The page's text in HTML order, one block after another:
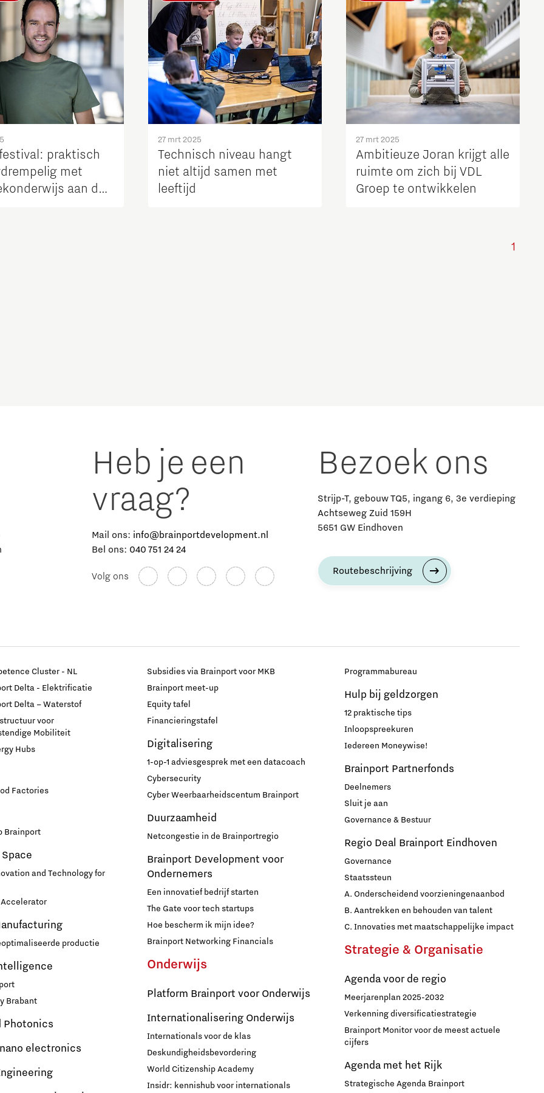
praktisch
met
aan de
27 mrt 2025
Technisch niveau hangt
niet altijd samen met
leeftijd
27 mrt 2025
Ambitieuze Joran krijgt alle
ruimte om zich bij VDL
Groep te ontwikkelen
1
Heb je een
vraag?
Mail ons: info@brainportdevelopment.nl
Bel ons: 040 751 24 24
Volg ons
Bezoek ons
Strijp-T, gebouw TQ5, ingang 6, 3e verdieping
Achtseweg Zuid 159H
5651 GW Eindhoven
Routebeschrijving
Cluster - NL
Delta - Elektrificatie
Delta – Waterstof
voor
Mobiliteit
Hubs
Factories
Brainport
and Technology for
Accelerator
productie
Brabant
Photonics
electronics
Subsidies via Brainport voor MKB
Brainport meet-up
Equity tafel
Financieringstafel
Digitalisering
1-op-1 adviesgesprek met een datacoach
Cybersecurity
Cyber Weerbaarheidscentum Brainport
Duurzaamheid
Netcongestie in de Brainportregio
Brainport Development voor
Ondernemers
Een innovatief bedrijf starten
The Gate voor tech startups
Hoe bescherm ik mijn idee?
Brainport Networking Financials
Onderwijs
Platform Brainport voor Onderwijs
Internationalisering Onderwijs
Internationals voor de klas
Deskundigheidsbevordering
World Citizenship Academy
Insidr: kennishub voor internationals
Programmabureau
Hulp bij geldzorgen
12 praktische tips
Inloopspreekuren
Iedereen Moneywise!
Brainport Partnerfonds
Deelnemers
Sluit je aan
Governance & Bestuur
Regio Deal Brainport Eindhoven
Governance
Staatssteun
A. Onderscheidend voorzieningenaanbod
B. Aantrekken en behouden van talent
C. Innovaties met maatschappelijke impact
Strategie & Organisatie
Agenda voor de regio
Meerjarenplan 2025-2032
Verkenning diversificatiestrategie
Brainport Monitor voor de meest actuele
cijfers
Agenda met het Rijk
Strategische Agenda Brainport